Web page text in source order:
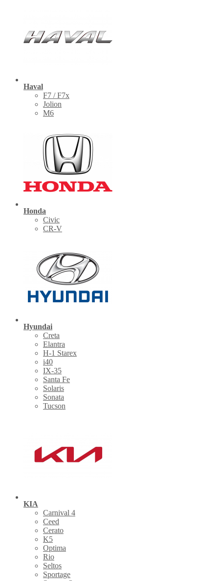
Haval
F7 / F7x
Jolion
M6
Honda
Civic
CR-V
Hyundai
Creta
Elantra
H-1 Starex
i40
IX-35
Santa Fe
Solaris
Sonata
Tucson
KIA
Carnival 4
Ceed
Cerato
K5
Optima
Rio
Seltos
Sportage